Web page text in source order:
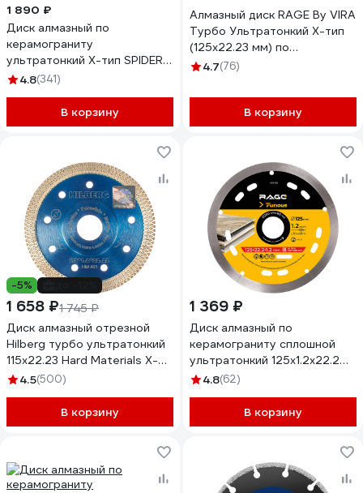
1 890 ₽
Диск алмазный по
керамограниту
ультратонкий X-тип SPIDER
125x10x1.2x22.23 мм Diamond
4.8(341)
В корзину
Алмазный диск RAGE By VIRA
Турбо Ультратонкий Х-тип
(125х22.23 мм) по
керамограниту 605124
4.7(76)
В корзину
-5%
1 658 ₽1 745 ₽
Диск алмазный отрезной
Hilberg турбо ультратонкий
115x22.23 Hard Materials X-
type HM401
4.5(500)
В корзину
1 369 ₽
Диск алмазный по
керамограниту сплошной
ультратонкий 125х1.2х22.2
мм RAGE Furious 605126
4.8(62)
В корзину